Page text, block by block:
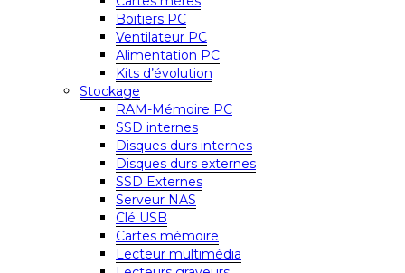
Boitiers PC
Ventilateur PC
Alimentation PC
Kits d’évolution
Stockage
RAM-Mémoire PC
SSD internes
Disques durs internes
Disques durs externes
SSD Externes
Serveur NAS
Clé USB
Cartes mémoire
Lecteur multimédia